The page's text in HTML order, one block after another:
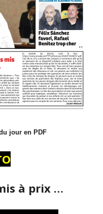
jour en PDF
à prix …